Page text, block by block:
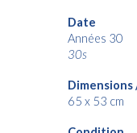
Date
Années 30
30s
65 x 53 cm